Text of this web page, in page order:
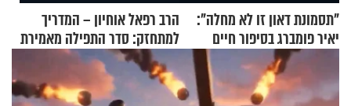
"תסמונת דאון זו לא מחלה":
יאיר פומברג בסיפור חיים
מעורר השראה
הרב רפאל אוחיון – המדריך
למתחזק: סדר התפילה מאמירת
הקורבנות ועד קריאת שמע